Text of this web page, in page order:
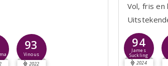
93
Vinous
2022
Vol, fris en
94
James
Suckling
2024